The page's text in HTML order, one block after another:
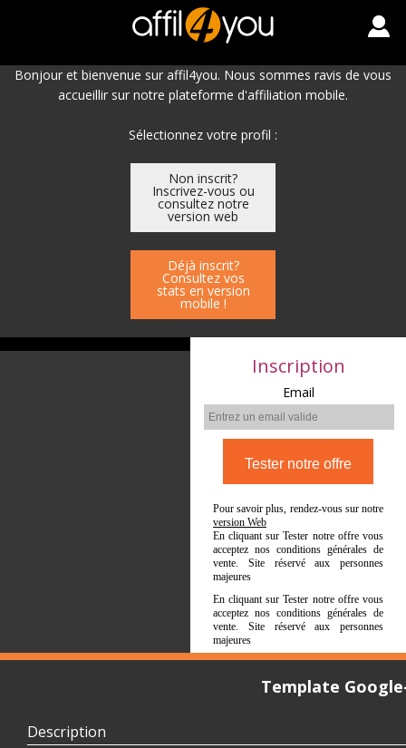
Bonjour et bienvenue sur affil4you. Nous sommes ravis de vous
accueillir sur notre plateforme d'affiliation mobile.
Sélectionnez votre profil :
Non inscrit?
Inscrivez-vous ou
consultez notre
version web
Déjà inscrit?
Consultez vos
stats en version
mobile !
Inscription
Email
Pour savoir plus, rendez-vous sur notre
version Web
En cliquant sur Tester notre offre vous
acceptez nos conditions générales de
vente. Site réservé aux personnes
majeures
En cliquant sur Tester notre offre vous
acceptez nos conditions générales de
vente. Site réservé aux personnes
majeures
Template
Description